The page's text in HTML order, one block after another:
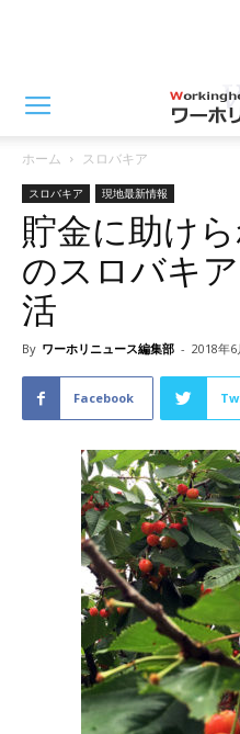
ホーム スロバキア
スロバキア 現地最新情報
貯金に助け
のスロバキ
活
By ワーホリニュース編集部 - 2018年6
Facebook